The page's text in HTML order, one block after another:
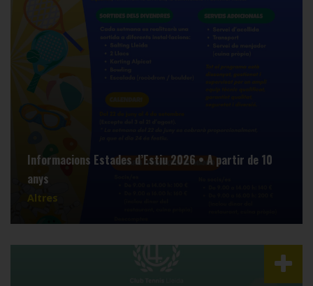
Informacions Estades d’Estiu 2026 • A partir de 10
anys
Altres